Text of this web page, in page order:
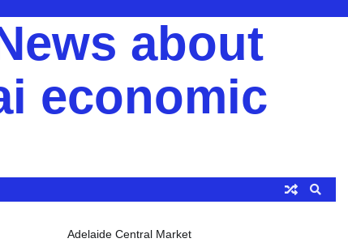
about
economic
Adelaide Central Market